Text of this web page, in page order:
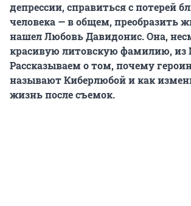
депрессии, справиться с потерей
человека — в общем, преобразить
нашел Любовь Давидонис. Она,
красивую литовскую фамилию, из
Рассказываем о том, почему
называют Киберлюбой и как
жизнь после съемок.